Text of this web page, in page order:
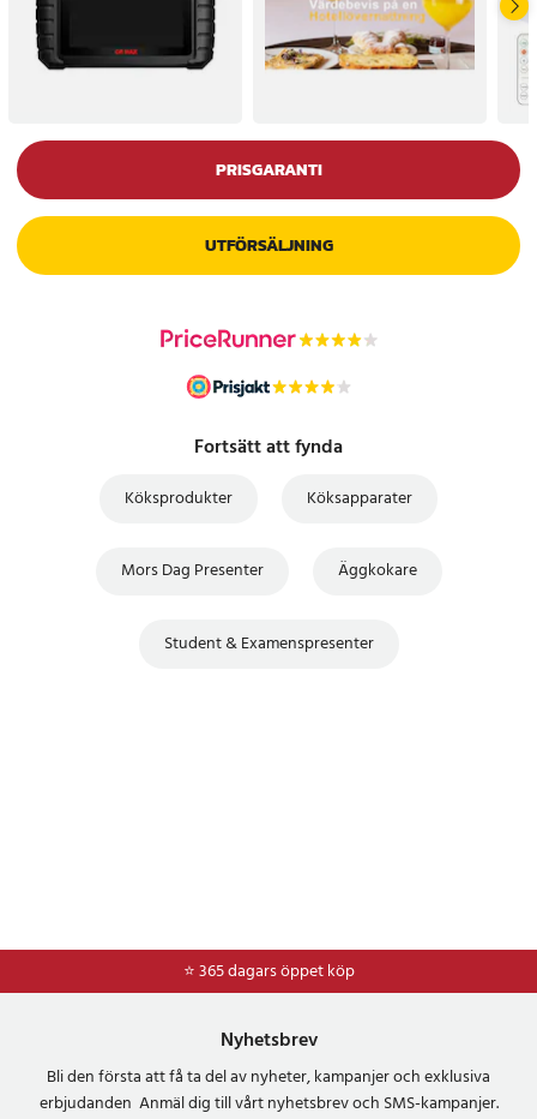
PRISGARANTI
UTFÖRSÄLJNING
Fortsätt att fynda
Köksprodukter Köksapparater
Mors Dag Presenter Äggkokare
Student & Examenspresenter
⭐ 365 dagars öppet köp
⭐Frakt 49kr *
Nyhetsbrev
Bli den första att få ta del av nyheter, kampanjer och exklusiva
erbjudanden Anmäl dig till vårt nyhetsbrev och SMS-kampanjer.